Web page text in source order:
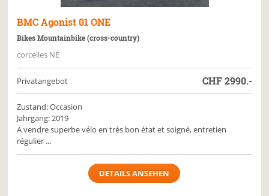
BMC Agonist 01 ONE
Bikes Mountainbike (cross-country)
corcelles NE
Privatangebot CHF2990.-
Zustand: Occasion
Jahrgang: 2019
A vendre superbe vélo en très bon état et soigné, entretien
régulier ...
DETAILS ANSEHEN